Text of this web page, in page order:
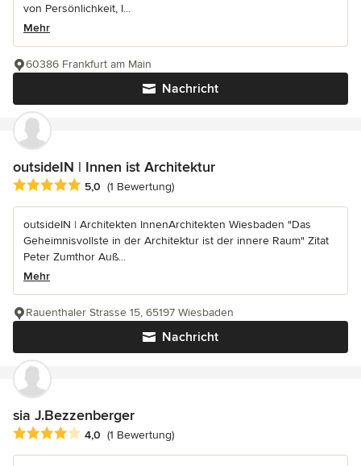
von Persönlichkeit, I...
Mehr
Nachricht
60386 Frankfurt am Main
outsideIN | Innen ist Architektur
Durchschnittliche Bewertung: 5 von 5 Sternen
5,0 (1 Bewertung)
outsideIN | Architekten InnenArchitekten Wiesbaden "Das
Geheimnisvollste in der Architektur ist der innere Raum" Zitat
Peter Zumthor Auß...
Mehr
Nachricht
Rauenthaler Strasse 15, 65197 Wiesbaden
sia J.Bezzenberger
Durchschnittliche Bewertung: 4 von 5 Sternen
4,0 (1 Bewertung)